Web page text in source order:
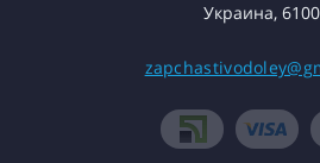
Украина,